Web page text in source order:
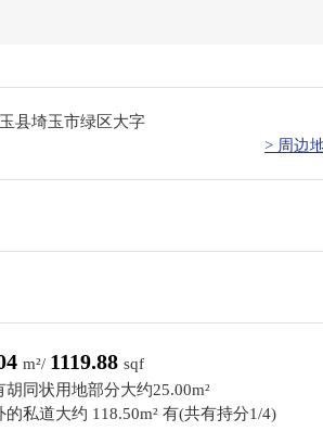
县埼玉市绿区大字
> 周边
m²/ 1119.88 sqf
同状用地部分大约25.00m²
私道大约 118.50m² 有(共有持分1/4)